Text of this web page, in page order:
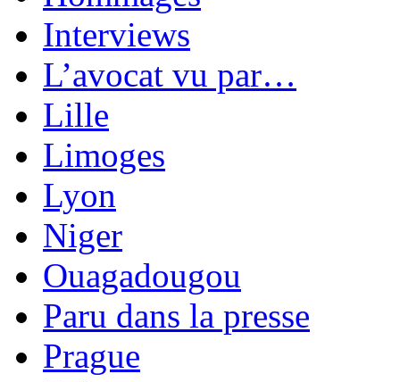
Interviews
L’avocat vu par…
Lille
Limoges
Lyon
Niger
Ouagadougou
Paru dans la presse
Prague